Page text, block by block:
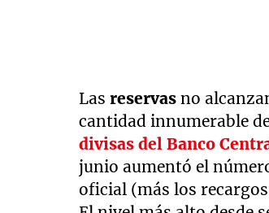
Lasreservasno
cantidad innumerable
divisas del Banco
junio aumentó el
oficial (más los